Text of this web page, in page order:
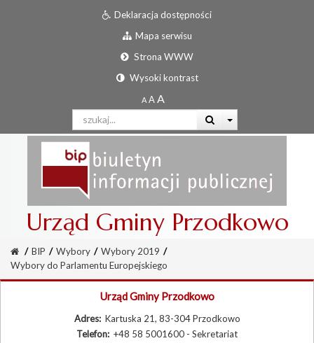
Deklaracja dostępności
Mapa serwisu
Strona WWW
Wysoki kontrast
Urząd Gminy Przodkowo
/ BIP / Wybory / Wybory 2019 /
Wybory do Parlamentu Europejskiego
Urząd Gminy Przodkowo
Adres: Kartuska 21, 83-304 Przodkowo
Telefon: +48 58 5001600 - Sekretariat